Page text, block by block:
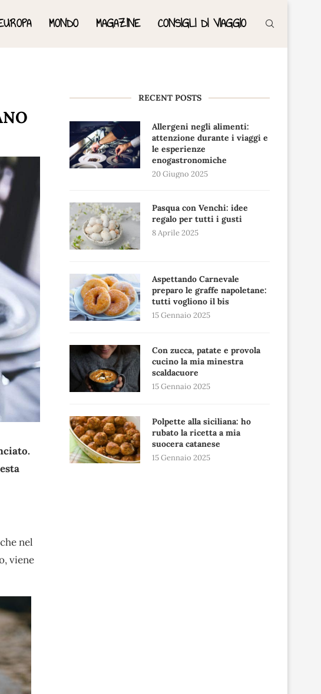
MONDO MAGAZINE CONSIGLI DI VIAGGIO
nel
viene
RECENT POSTS
Allergeni negli alimenti:
attenzione durante i viaggi e
le esperienze
enogastronomiche
20 Giugno 2025
Pasqua con Venchi: idee
regalo per tutti i gusti
8 Aprile 2025
Aspettando Carnevale
preparo le graffe napoletane:
tutti vogliono il bis
15 Gennaio 2025
Con zucca, patate e provola
cucino la mia minestra
scaldacuore
15 Gennaio 2025
Polpette alla siciliana: ho
rubato la ricetta a mia
suocera catanese
15 Gennaio 2025